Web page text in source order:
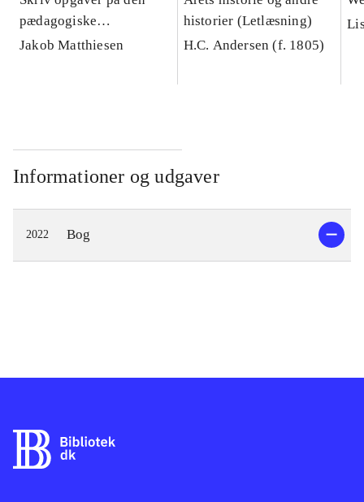
pædagogiske
diplomuddannelse :
Jakob Matthiesen
historier (Letlæsning)
H.C. Andersen (f. 1805)
Informationer og udgaver
2022 Bog